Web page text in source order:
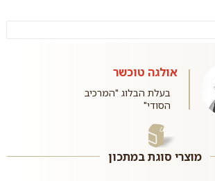
אולגה טוכשר
בעלת הבלוג "המרכיב
הסודי"
מוצרי סוגת במתכון